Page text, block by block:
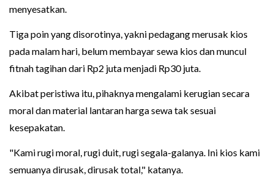
menyesatkan.
Tiga poin yang disorotinya, yakni pedagang merusak kios
pada malam hari, belum membayar sewa kios dan muncul
fitnah tagihan dari Rp2 juta menjadi Rp30 juta.
Akibat peristiwa itu, pihaknya mengalami kerugian secara
moral dan material lantaran harga sewa tak sesuai
kesepakatan.
"Kami rugi moral, rugi duit, rugi segala-galanya. Ini kios kami
semuanya dirusak, dirusak total," katanya.